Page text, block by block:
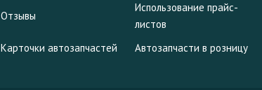
Отзывы
Использование прайс-
листов
Карточки автозапчастей Автозапчасти в розницу